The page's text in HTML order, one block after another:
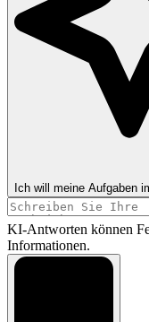
Ich will meine Aufgaben
KI-Antworten können
Informationen.